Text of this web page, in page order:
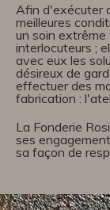
Afin d'exécuter
meilleures
un soin
interlocuteurs ;
avec eux les
désireux de
effectuer des
fabrication :
La Fonderie
ses
sa façon de